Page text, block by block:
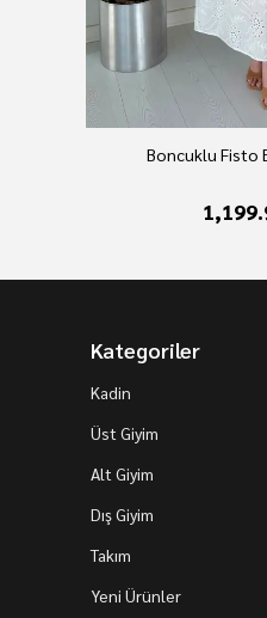
Boncuklu Fisto
Kategoriler
Kadin
Üst Giyim
Alt Giyim
Dış Giyim
Takım
Yeni Ürünler